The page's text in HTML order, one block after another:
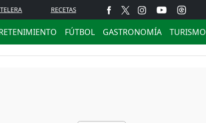
RECETAS
FÚTBOL GASTRONOMÍA TURISMO